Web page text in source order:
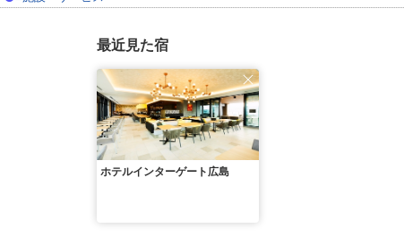
最近見た宿
ホテルインターゲート広島